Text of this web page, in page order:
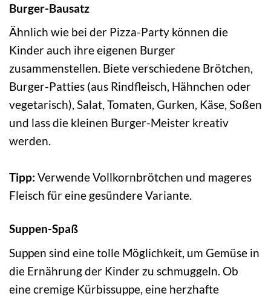
Burger-Bausatz
Ähnlich wie bei der Pizza-Party können die
Kinder auch ihre eigenen Burger
zusammenstellen. Biete verschiedene Brötchen,
Burger-Patties (aus Rindfleisch, Hähnchen oder
vegetarisch), Salat, Tomaten, Gurken, Käse, Soßen
und lass die kleinen Burger-Meister kreativ
werden.
Tipp: Verwende Vollkornbrötchen und mageres
Fleisch für eine gesündere Variante.
Suppen-Spaß
Suppen sind eine tolle Möglichkeit, um Gemüse in
die Ernährung der Kinder zu schmuggeln. Ob
eine cremige Kürbissuppe, eine herzhafte